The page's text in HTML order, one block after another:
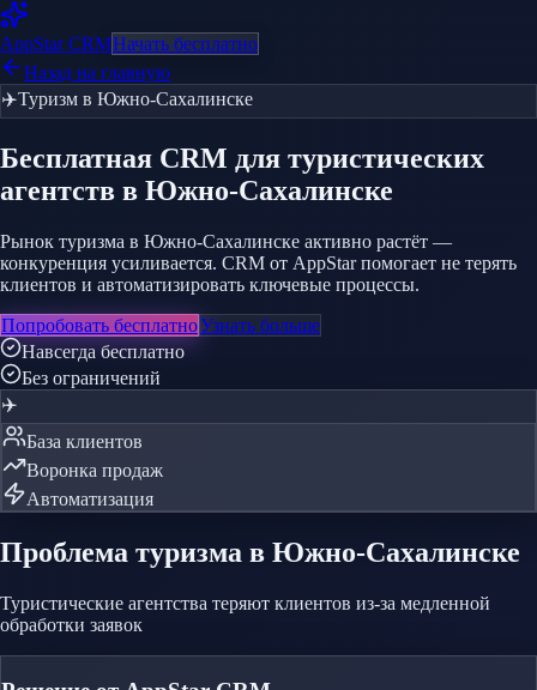
AppStarCRMНачать бесплатно
Назад на главную
✈️Туризм в Южно-Сахалинске
Бесплатная CRM для туристических
агентств в Южно-Сахалинске
Рынок туризма в Южно-Сахалинске активно растёт —
конкуренция усиливается. CRM от AppStar помогает не терять
клиентов и автоматизировать ключевые процессы.
Попробовать бесплатноУзнать больше
Навсегда бесплатно
Без ограничений
✈️
База клиентов
Воронка продаж
Автоматизация
Проблема туризма в Южно-Сахалинске
Туристические агентства теряют клиентов из-за медленной
обработки заявок